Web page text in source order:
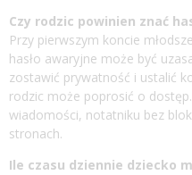
Czy rodzic powinien znać
Przy pierwszym koncie
hasło awaryjne może być
zostawić prywatność i ustalić
rodzic może poprosić o
wiadomości, notatniku bez
stronach.
Ile czasu dziennie dziecko